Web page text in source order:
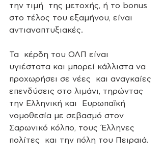
την τιμή  της μετοχής, ή το bonus
στο τέλος του εξαμήνου, είναι
αντιαναπτυξιακές.
Τα  κέρδη του ΟΛΠ είναι
υγιέστατα και μπορεί κάλλιστα να
προχωρήσει σε νέες  και αναγκαίες
επενδύσεις στο λιμάνι, τηρώντας
την Ελληνική και  Ευρωπαϊκή
νομοθεσία με σεβασμό στον
Σαρωνικό κόλπο, τους Έλληνες
πολίτες  και την πόλη του Πειραιά.